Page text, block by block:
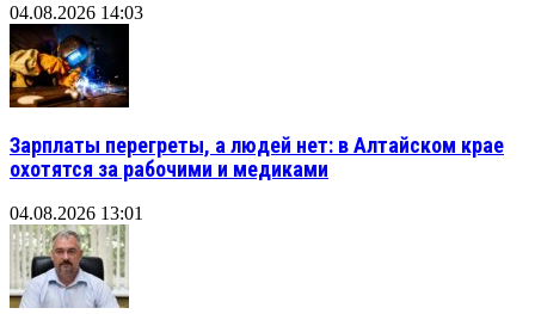
04.08.2026 14:03
Зарплаты перегреты, а людей нет: в Алтайском крае
охотятся за рабочими и медиками
04.08.2026 13:01